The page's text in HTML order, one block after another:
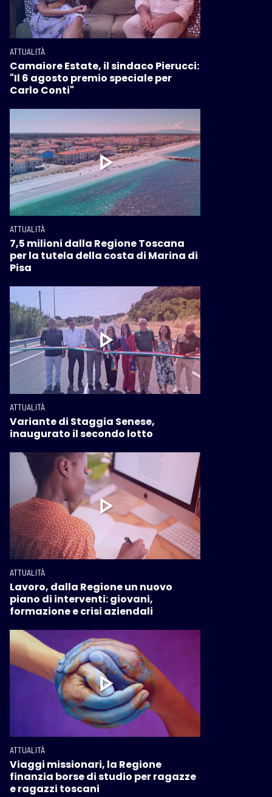
ATTUALITÀ
Camaiore Estate, il sindaco Pierucci:
"Il 6 agosto premio speciale per
Carlo Conti"
ATTUALITÀ
7,5 milioni dalla Regione Toscana
per la tutela della costa di Marina di
Pisa
ATTUALITÀ
Variante di Staggia Senese,
inaugurato il secondo lotto
ATTUALITÀ
Lavoro, dalla Regione un nuovo
piano di interventi: giovani,
formazione e crisi aziendali
ATTUALITÀ
Viaggi missionari, la Regione
finanzia borse di studio per ragazze
e ragazzi toscani